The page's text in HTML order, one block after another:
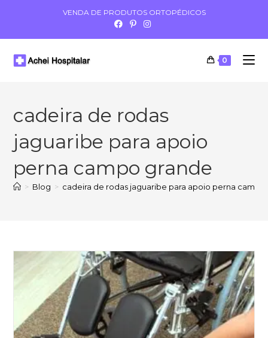
VENDA DE PRODUTOS ORTOPÉDICOS
0
cadeira de rodas
jaguaribe para apoio
perna campo grande
> Blog > cadeira de rodas jaguaribe para apoio perna campo